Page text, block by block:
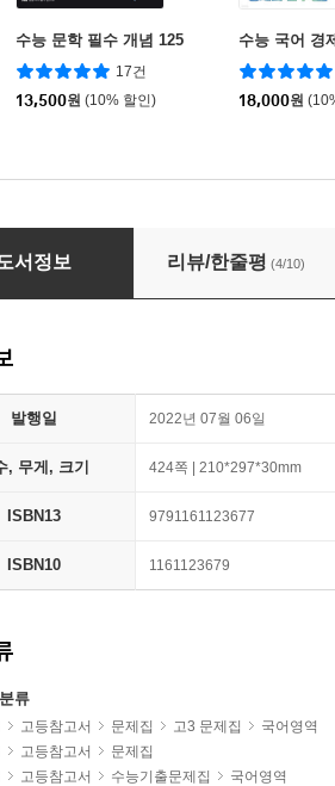
수능 문학 필수 개념 125
17건
13,500원 (10% 할인)
수능 국어 경
18,000원
서정보 리뷰/한줄평 (4/10)
발행일 2022년 07월 06일
, 무게, 크기 424쪽 | 210*297*30mm
ISBN13 9791161123677
ISBN10 1161123679
류
고등참고서 문제집 고3 문제집
국어영역
고등참고서
문제집
고등참고서 수능기출문제집
국어영역